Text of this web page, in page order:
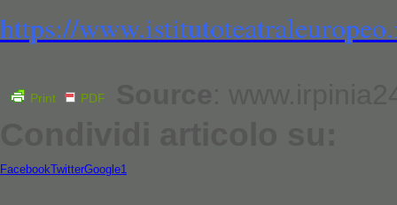
https://
Print PDF
FacebookTwitterGoogle1